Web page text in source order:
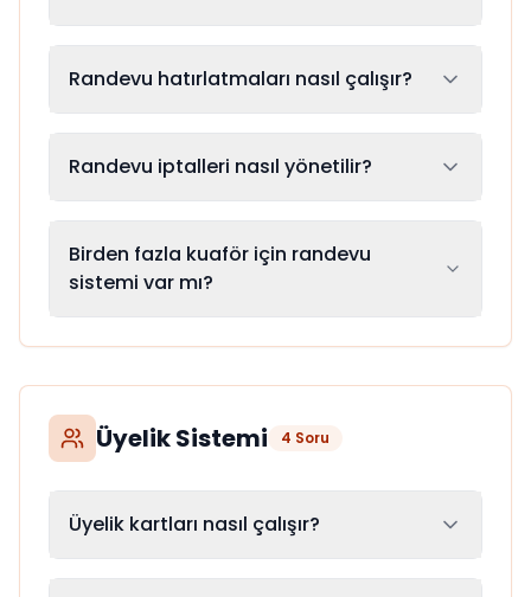
Randevu hatırlatmaları nasıl çalışır?
Randevu iptalleri nasıl yönetilir?
Birden fazla kuaför için randevu
sistemi var mı?
Üyelik Sistemi 4 Soru
Üyelik kartları nasıl çalışır?